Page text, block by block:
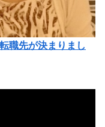
職先が決まりまし